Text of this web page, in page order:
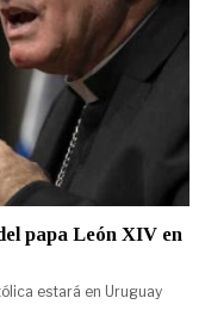
papa León XIV en
estará en Uruguay